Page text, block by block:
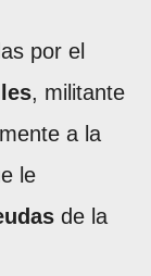
por el
, militante
a la
le
de la